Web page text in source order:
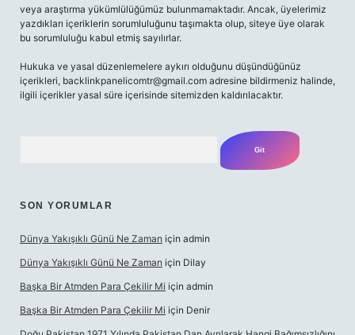
veya araştırma yükümlülüğümüz bulunmamaktadır. Ancak, üyelerimiz
yazdıkları içeriklerin sorumluluğunu taşımakta olup, siteye üye olarak
bu sorumluluğu kabul etmiş sayılırlar.
Hukuka ve yasal düzenlemelere aykırı olduğunu düşündüğünüz
içerikleri, backlinkpanelicomtr@gmail.com adresine bildirmeniz halinde,
ilgili içerikler yasal süre içerisinde sitemizden kaldırılacaktır.
SON YORUMLAR
Dünya Yakışıklı Günü Ne Zaman için admin
Dünya Yakışıklı Günü Ne Zaman için Dilay
Başka Bir Atmden Para Çekilir Mi için admin
Başka Bir Atmden Para Çekilir Mi için Denir